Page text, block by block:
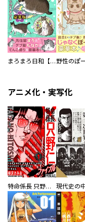
まろまろ日和【豪華版】
アニメ化・実写化
特命係長 只野仁ファイナル 愛蔵版